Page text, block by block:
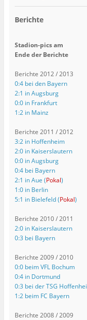
Berichte
Stadion-pics am
Ende der Berichte
Berichte 2012 / 2013
0:4 bei den Bayern
2:1 in Augsburg
0:0 in Frankfurt
1:2 in Mainz
Berichte 2011 / 2012
3:2 in Hoffenheim
2:0 in Kaiserslautern
0:0 in Augsburg
0:4 bei Bayern
2:1 in Aue (Pokal)
1:0 in Berlin
5:1 in Bielefeld (Pokal)
Berichte 2010 / 2011
2:0 in Kaiserslautern
0:3 bei Bayern
Berichte 2009 / 2010
0:0 beim VFL Bochum
0:4 in Dortmund
0:3 bei der TSG
1:2 beim FC Bayern
Berichte 2008 / 2009